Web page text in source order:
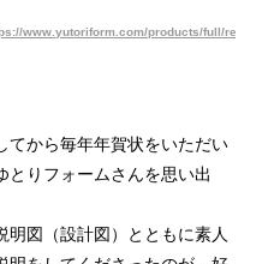
www.yutoriform.com/products/full/
てから毎年年賀状をいただい
とりフォームさんを思い出
明図（設計図）とともに素人